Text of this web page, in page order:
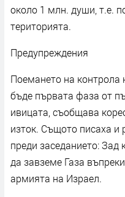
около 1 млн. души, т.е.
територията.
Предупреждения
Поемането на контрола
бъде първата фаза от
ивицата, съобщава
изток. Същото писаха и
преди заседанието: Зад
да завземе Газа
армията на Израел.